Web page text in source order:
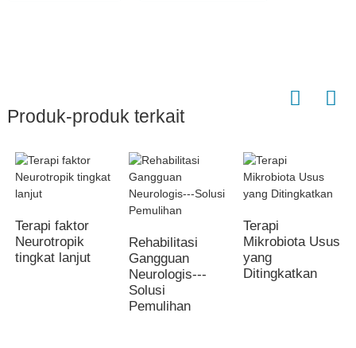
Produk-produk terkait
Terapi faktor
Neurotropik
tingkat lanjut
Rehabilitasi
Gangguan
Neurologis---
Solusi
Pemulihan
Terapi
Mikrobiota Usus
yang
Ditingkatkan